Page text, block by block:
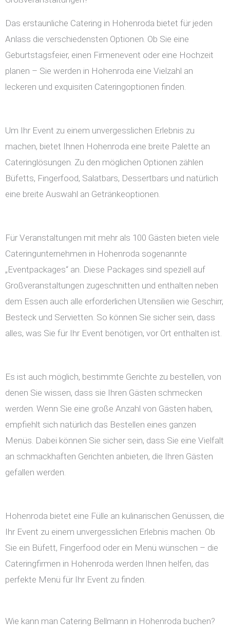
Das erstaunliche Catering in Hohenroda bietet für jeden
Anlass die verschiedensten Optionen. Ob Sie eine
Geburtstagsfeier, einen Firmenevent oder eine Hochzeit
planen – Sie werden in Hohenroda eine Vielzahl an
leckeren und exquisiten Cateringoptionen finden.
Um Ihr Event zu einem unvergesslichen Erlebnis zu
machen, bietet Ihnen Hohenroda eine breite Palette an
Cateringlösungen. Zu den möglichen Optionen zählen
Büfetts, Fingerfood, Salatbars, Dessertbars und natürlich
eine breite Auswahl an Getränkeoptionen.
Für Veranstaltungen mit mehr als 100 Gästen bieten viele
Cateringunternehmen in Hohenroda sogenannte
„Eventpackages“ an. Diese Packages sind speziell auf
Großveranstaltungen zugeschnitten und enthalten neben
dem Essen auch alle erforderlichen Utensilien wie Geschirr,
Besteck und Servietten. So können Sie sicher sein, dass
alles, was Sie für Ihr Event benötigen, vor Ort enthalten ist.
Es ist auch möglich, bestimmte Gerichte zu bestellen, von
denen Sie wissen, dass sie Ihren Gästen schmecken
werden. Wenn Sie eine große Anzahl von Gästen haben,
empfiehlt sich natürlich das Bestellen eines ganzen
Menüs. Dabei können Sie sicher sein, dass Sie eine Vielfalt
an schmackhaften Gerichten anbieten, die Ihren Gästen
gefallen werden.
Hohenroda bietet eine Fülle an kulinarischen Genüssen, die
Ihr Event zu einem unvergesslichen Erlebnis machen. Ob
Sie ein Büfett, Fingerfood oder ein Menü wünschen – die
Cateringfirmen in Hohenroda werden Ihnen helfen, das
perfekte Menü für Ihr Event zu finden.
Wie kann man Catering Bellmann in Hohenroda buchen?